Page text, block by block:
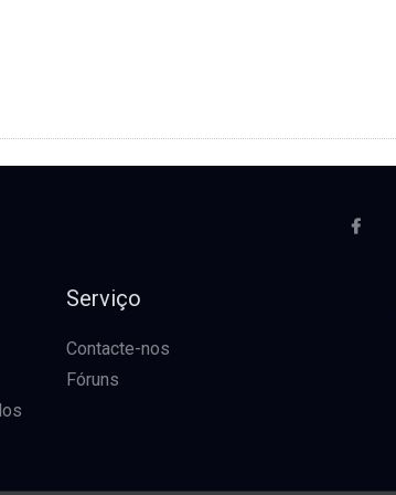
Serviço
Contacte-nos
Fóruns